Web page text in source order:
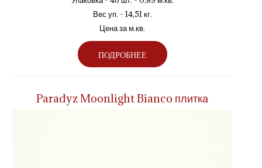
Вес уп. - 14,51 кг.
Цена за м.кв.
ПОДРОБНЕЕ
Paradyz Moonlight Bianco плитка